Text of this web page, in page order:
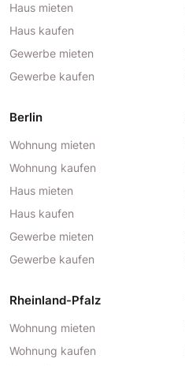
Haus mieten
Haus kaufen
Gewerbe mieten
Gewerbe kaufen
Berlin
Wohnung mieten
Wohnung kaufen
Haus mieten
Haus kaufen
Gewerbe mieten
Gewerbe kaufen
Rheinland-Pfalz
Wohnung mieten
Wohnung kaufen